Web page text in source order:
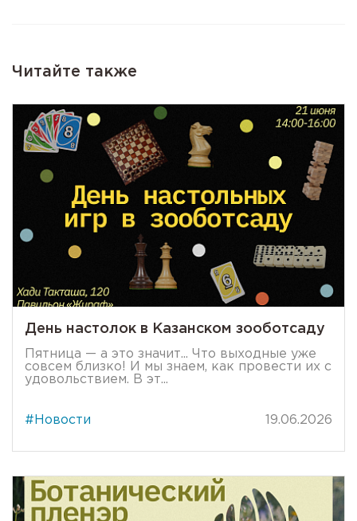
Читайте также
День настолок в Казанском зооботсаду
Пятница — а это значит... Что выходные уже
совсем близко! И мы знаем, как провести их с
удовольствием. В эт...
#Новости 19.06.2026